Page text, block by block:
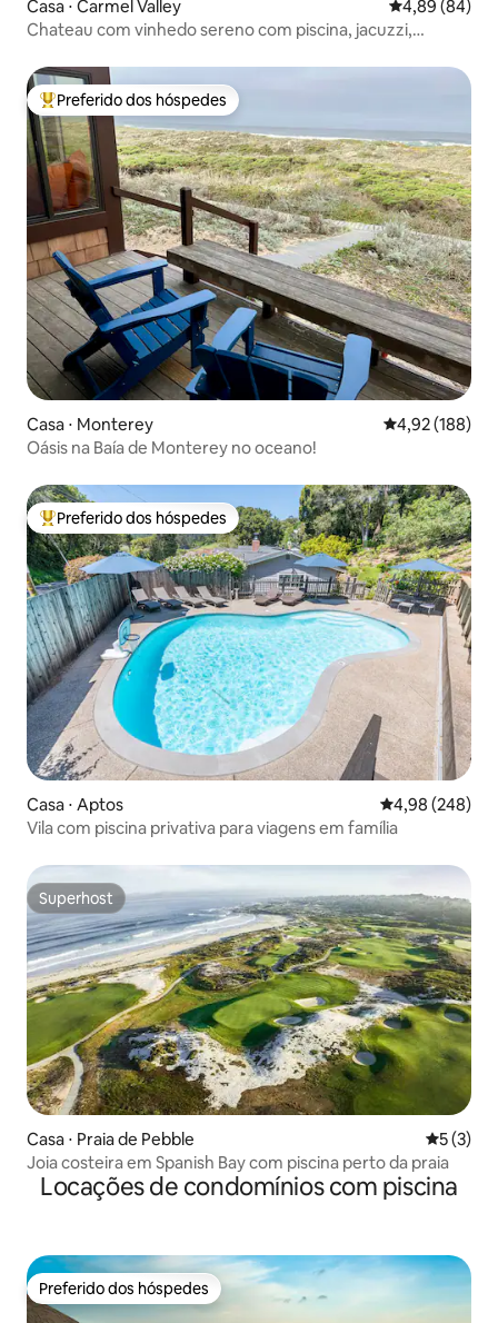
Casa ⋅ Carmel Valley 4,89 de uma
4,89 (84)
Chateau com vinhedo sereno com piscina, jacuzzi,
Entre os melhores preferidos dos hóspedes
Preferido dos hóspedes
Casa ⋅ Monterey 4,92 de uma
4,92 (188)
Oásis na Baía de Monterey no oceano!
Entre os melhores preferidos dos hóspedes
Preferido dos hóspedes
Casa ⋅ Aptos 4,98 de uma
4,98 (248)
Vila com piscina privativa para viagens em família
Superhost
Superhost
Casa ⋅ Praia de Pebble 5 de
5 (3)
Joia costeira em Spanish Bay com piscina perto da praia
Locações de condomínios com piscina
Preferido dos hóspedes
Preferido dos hóspedes